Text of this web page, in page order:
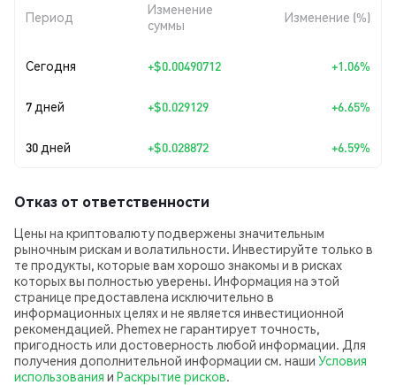
Период
Изменение
суммы
Изменение (%)
Сегодня +$0.00490712 +1.06%
7 дней +$0.029129 +6.65%
30 дней +$0.028872 +6.59%
Отказ от ответственности
Цены на криптовалюту подвержены значительным
рыночным рискам и волатильности. Инвестируйте только в
те продукты, которые вам хорошо знакомы и в рисках
которых вы полностью уверены. Информация на этой
странице предоставлена исключительно в
информационных целях и не является инвестиционной
рекомендацией. Phemex не гарантирует точность,
пригодность или достоверность любой информации. Для
получения дополнительной информации см. наши Условия
использования и Раскрытие рисков.